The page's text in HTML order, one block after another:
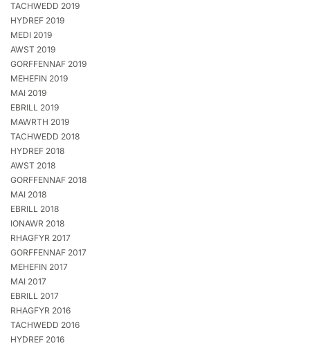
TACHWEDD 2019
HYDREF 2019
MEDI 2019
AWST 2019
GORFFENNAF 2019
MEHEFIN 2019
MAI 2019
EBRILL 2019
MAWRTH 2019
TACHWEDD 2018
HYDREF 2018
AWST 2018
GORFFENNAF 2018
MAI 2018
EBRILL 2018
IONAWR 2018
RHAGFYR 2017
GORFFENNAF 2017
MEHEFIN 2017
MAI 2017
EBRILL 2017
RHAGFYR 2016
TACHWEDD 2016
HYDREF 2016